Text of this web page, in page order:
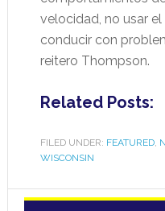
velocidad, no usar
conducir con
reitero Thompson.
Related Posts:
FILED UNDER: FEATURED,
WISCONSIN